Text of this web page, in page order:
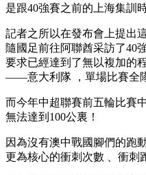
是跟40強賽之前的上海集訓時測
記者之所以在發布會上提出這
隨國足前往阿聯酋采訪了40強
要求已經達到了無以複加的程
——意大利隊 ，單場比賽全隊跑
而今年中超聯賽前五輪比賽中
無法達到100公裏！
因為沒有澳中戰國腳們的跑動數
更為核心的衝刺次數 、衝刺跑距